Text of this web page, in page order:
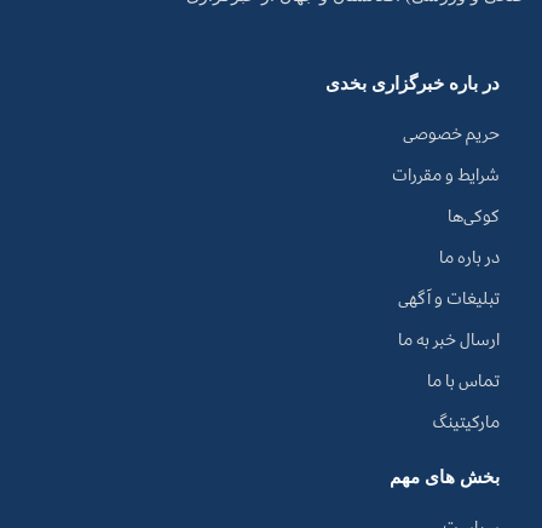
در باره خبرگزاری بخدی
حریم خصوصی
شرایط و مقررات
کوکی‌ها
در باره ما
تبلیغات و آگهی
ارسال خبر به ما
تماس با ما
مارکیتینگ
بخش های مهم